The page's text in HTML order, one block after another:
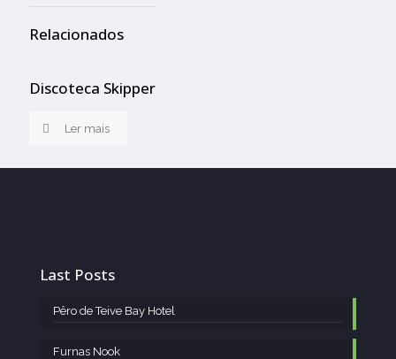
Relacionados
Discoteca Skipper
Ler mais
Last Posts
Pêro de Teive Bay Hotel
Furnas Nook